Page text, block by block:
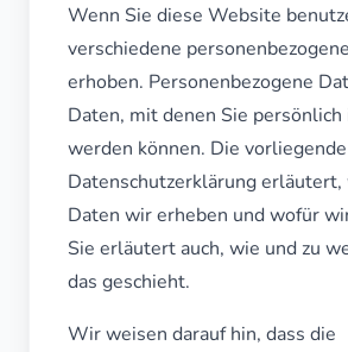
Wenn Sie diese Website
verschiedene
erhoben. Personenbezogene
Daten, mit denen Sie
werden können. Die vorliegende
Datenschutzerklärung erläutert,
Daten wir erheben und wofür
Sie erläutert auch, wie und zu
das geschieht.
Wir weisen darauf hin, dass die